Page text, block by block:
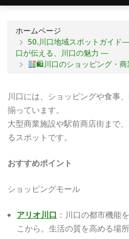
ホームページ
50.川口地域スポットガイド
口が伝える、川口の魅力 ―
🛍川口のショッピング・商
川口には、ショッピングや食事
揃っています。
大型商業施設や駅前商店街まで
るスポットです。
おすすめポイント
ショッピングモール
アリオ川口 ：川口の都市機能
こから。生活の質を高める場所